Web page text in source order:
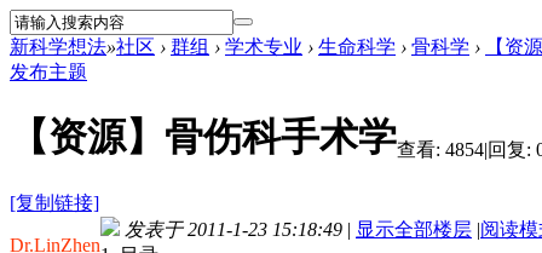
新科学想法»社区 › 群组 › 学术专业 › 生命科学 › 骨科学 ›
【资
发布主题
【资源】骨伤科手术学
[复制链接]
查看: 4854|回复:
Dr.LinZhen
发表于 2011-1-23 15:18:49 | 显示全部楼层 |阅读